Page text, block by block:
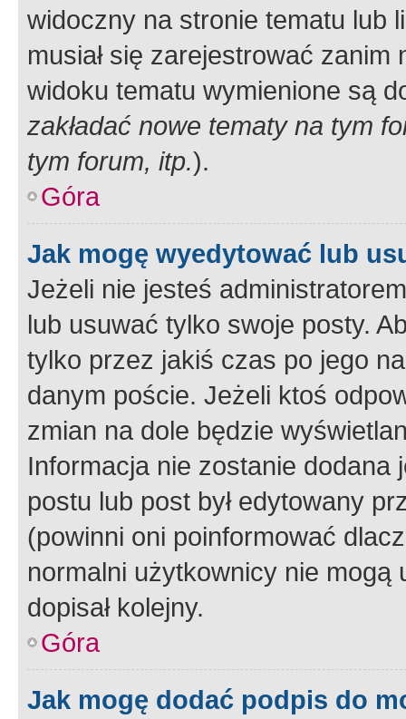
widoczny na stronie tematu lub
musiał się zarejestrować
widoku tematu wymienione są
zakładać nowe tematy na tym
tym forum, itp.).
Góra
Jak mogę wyedytować lub
Jeżeli nie jesteś
lub usuwać tylko swoje posty.
tylko przez jakiś czas po jego
danym poście. Jeżeli ktoś
zmian na dole będzie
Informacja nie zostanie dodana
postu lub post był edytowany
(powinni oni poinformować
normalni użytkownicy nie
dopisał kolejny.
Góra
Jak mogę dodać podpis do